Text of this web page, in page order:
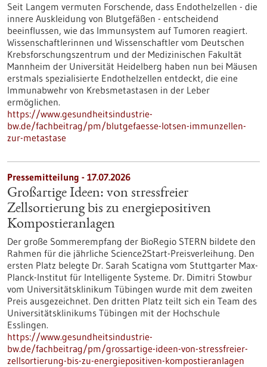
Seit Langem vermuten Forschende, dass Endothelzellen - die
innere Auskleidung von Blutgefäßen - entscheidend
beeinflussen, wie das Immunsystem auf Tumoren reagiert.
Wissenschaftlerinnen und Wissenschaftler vom Deutschen
Krebsforschungszentrum und der Medizinischen Fakultät
Mannheim der Universität Heidelberg haben nun bei Mäusen
erstmals spezialisierte Endothelzellen entdeckt, die eine
Immunabwehr von Krebsmetastasen in der Leber
ermöglichen.
https://www.gesundheitsindustrie-
bw.de/fachbeitrag/pm/blutgefaesse-lotsen-immunzellen-
zur-metastase
Pressemitteilung - 17.07.2026
Großartige Ideen: von stressfreier
Zellsortierung bis zu energiepositiven
Kompostieranlagen
Der große Sommerempfang der BioRegio STERN bildete den
Rahmen für die jährliche Science2Start-Preisverleihung. Den
ersten Platz belegte Dr. Sarah Scatigna vom Stuttgarter Max-
Planck-Institut für Intelligente Systeme. Dr. Dimitri Stowbur
vom Universitätsklinikum Tübingen wurde mit dem zweiten
Preis ausgezeichnet. Den dritten Platz teilt sich ein Team des
Universitätsklinikums Tübingen mit der Hochschule
Esslingen.
https://www.gesundheitsindustrie-
bw.de/fachbeitrag/pm/grossartige-ideen-von-stressfreier-
zellsortierung-bis-zu-energiepositiven-kompostieranlagen